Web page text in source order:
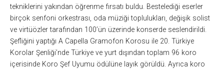
tekniklerini yakından öğrenme fırsatı buldu. Bestelediği eserler
birçok senfoni orkestrası, oda müziği toplulukları, değişik solist
ve virtüözler tarafından 100’ün üzerinde konserde seslendirildi.
Şefliğini yaptığı A Capella Gramofon Korosu ile 20. Türkiye
Korolar Şenliği’nde Türkiye ve yurt dışından toplam 96 koro
içerisinde Koro Şef Uyumu ödülüne layık görüldü. Ayrıca koro